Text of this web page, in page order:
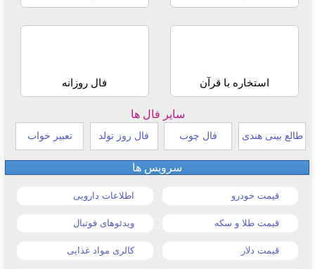
استخاره با قرآن فال روزانه
سایر فال ها
طالع بینی هندی فال چوب فال روز تولد تعبیر خواب
سرویس ها
قیمت خودرو اطلاعات دارویی
قیمت طلا و سکه ویدئوهای فوتبال
قیمت دلار کالری مواد غذایی